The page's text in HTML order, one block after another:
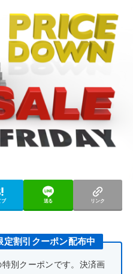
ブ 送る リンク
割引クーポン配布中
別クーポンです。決済画